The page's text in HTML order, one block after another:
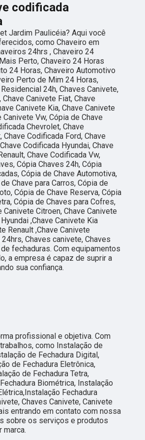
codificada
Jardim Paulicéia? Aqui você
como Chaveiro em
24hrs , Chaveiro 24
Perto, Chaveiro 24 Horas
24 Horas, Chaveiro Automotivo
Perto de Mim 24 Horas,
24h, Chaves Canivete,
Canivete Fiat, Chave
Canivete Kia, Chave Canivete
Canivete Vw, Cópia de Chave
Chevrolet, Chave
Codificada Ford, Chave
Codificada Hyundai, Chave
Chave Codificada Vw,
Cópia Chaves 24h, Cópia
Cópia de Chave Automotiva,
Chave para Carros, Cópia de
Cópia de Chave Reserva, Cópia
Cópia de Chaves para Cofres,
Citroen, Chave Canivete
,Chave Canivete Kia
Renault ,Chave Canivete
Chaves canivete, Chaves
fechaduras. Com equipamentos
a empresa é capaz de suprir a
sua confiança.
profissional e objetiva. Com
como Instalação de
de Fechadura Digital,
de Fechadura Eletrônica,
de Fechadura Tetra,
Biométrica, Instalação
Fechadura
Chaves Canivete, Canivete
entrando em contato com nossa
sobre os serviços e produtos